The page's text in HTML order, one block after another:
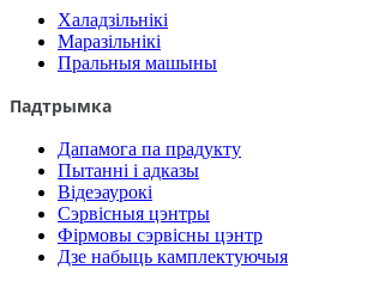
Халадзільнікі
Маразільнікі
Пральныя машыны
Падтрымка
Дапамога па прадукту
Пытанні і адказы
Відеэаурокі
Сэрвісныя цэнтры
Фірмовы сэрвісны цэнтр
Дзе набыць камплектуючыя